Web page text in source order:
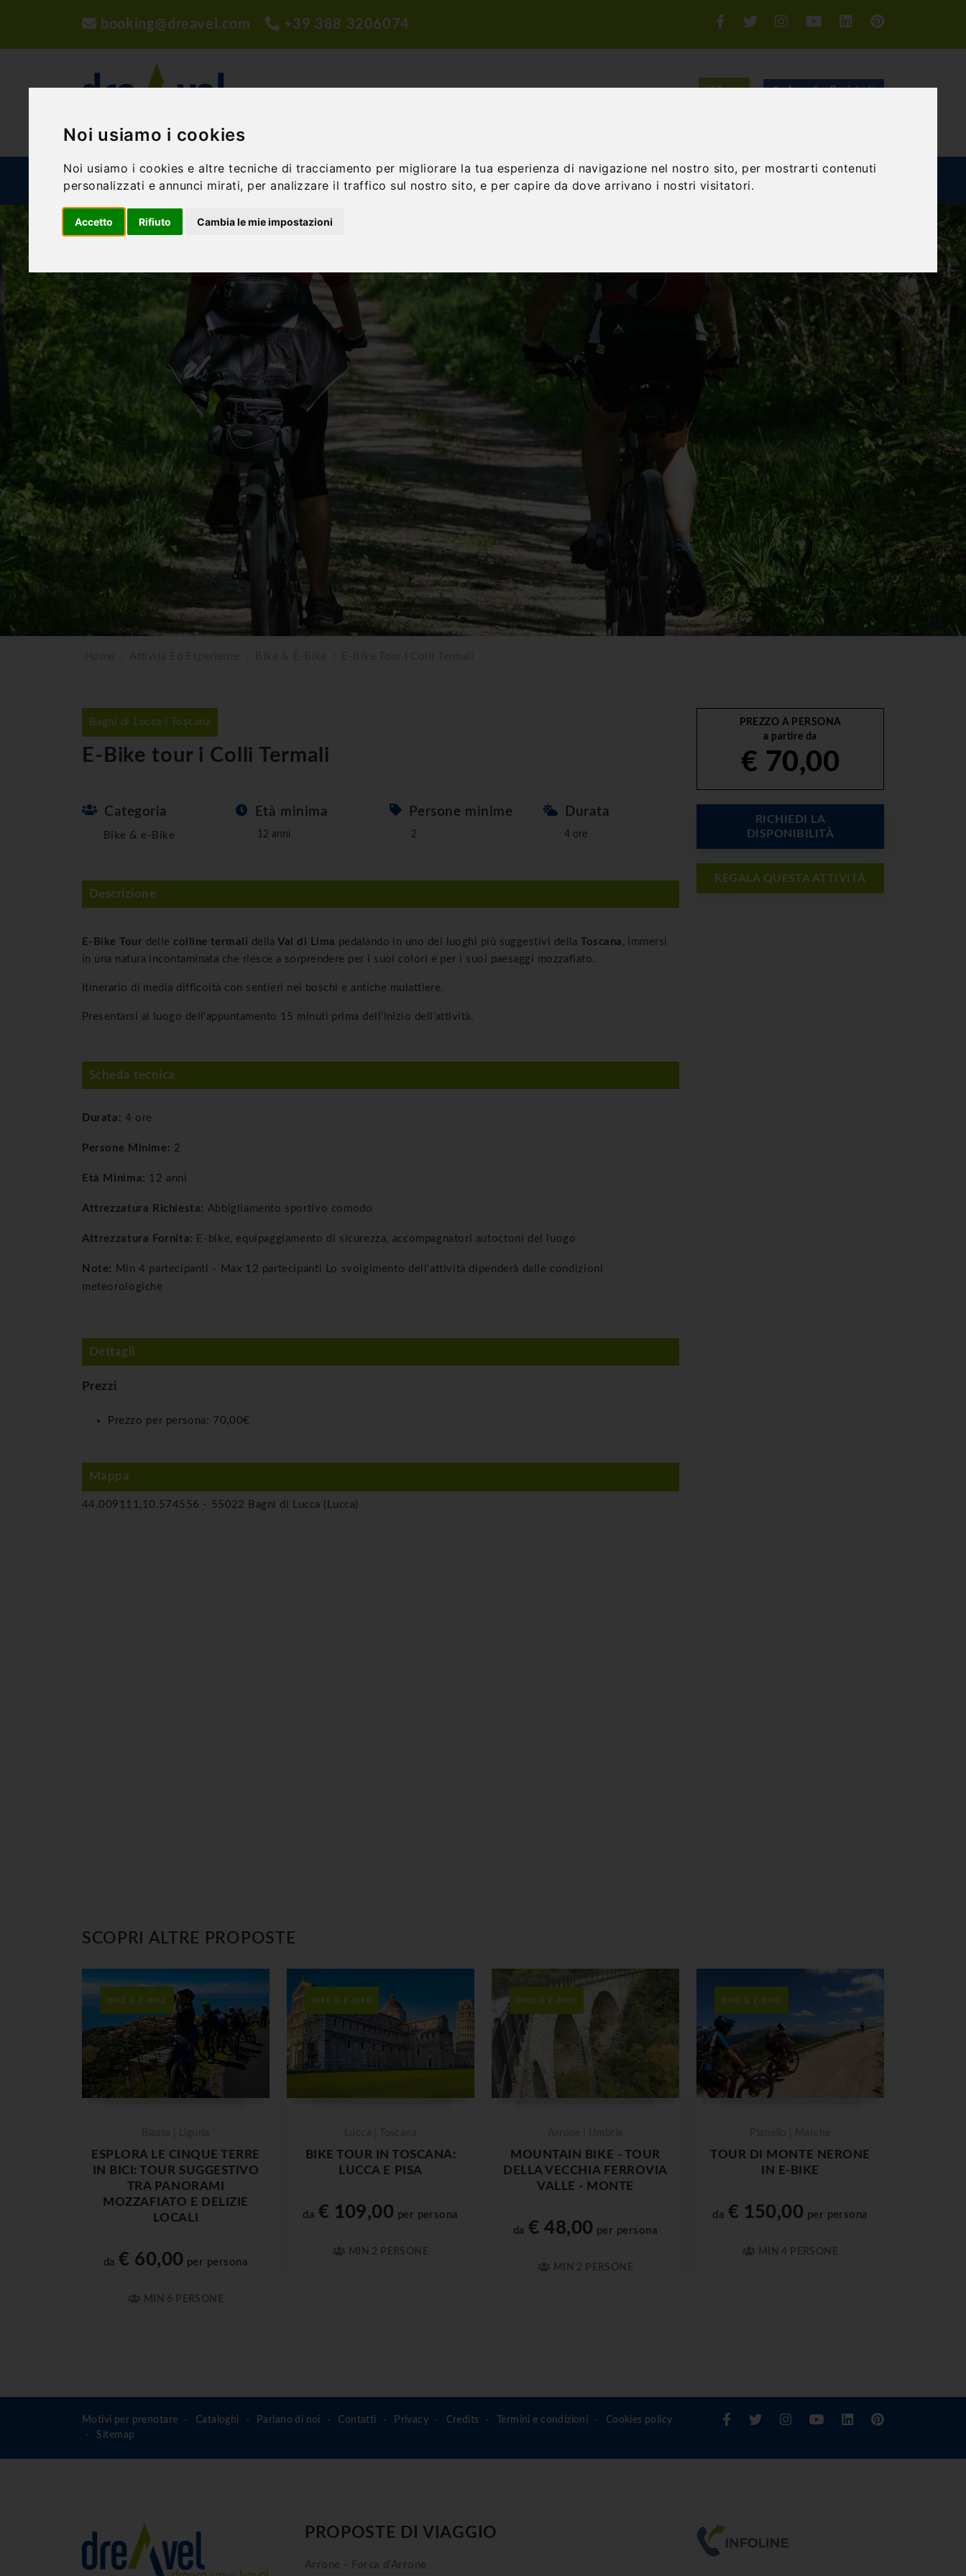
Noi usiamo i cookies
Noi usiamo i cookies e altre tecniche di tracciamento per migliorare la tua esperienza di navigazione nel nostro sito, per mostrarti contenuti
personalizzati e annunci mirati, per analizzare il traffico sul nostro sito, e per capire da dove arrivano i nostri visitatori.
Accetto Rifiuto Cambia le mie impostazioni
booking@dreavel.com +39 388 3206074
Accedi o Registrati
ATTIVITÀ ED ESPERIENZE STRUTTURE PROPOSTE DI VIAGGIO PROPOSTE DIDATTICHE INCENTIVE E TEAM BUILDING GIFT EXPERIENCE
Bagni di Lucca | Toscana
E-Bike tour i Colli Termali
Categoria
Bike & e-Bike
Età minima
12 anni
Persone minime
2
Durata
4 ore
Descrizione
E-Bike Tour delle colline termali della Val di Lima pedalando in uno dei luoghi più suggestivi della Toscana , immersi
in una natura incontaminata che riesce a sorprendere per i suoi colori e per i suoi paesaggi mozzafiato.
Itinerario di media difficoltà con sentieri nei boschi e antiche mulattiere.
Presentarsi al luogo dell'appuntamento 15 minuti prima dell'inizio dell'attività.
Scheda tecnica
Durata: 4 ore
Persone Minime: 2
Età Minima: 12 anni
Attrezzatura Richiesta: Abbigliamento sportivo comodo
Attrezzatura Fornita: E-bike, equipaggiamento di sicurezza, accompagnatori autoctoni del luogo
Note:
Min 4 partecipanti - Max 12 partecipanti Lo svolgimento dell'attività dipenderà dalle condizioni
meteorologiche
Dettagli
Prezzi
Prezzo per persona: 70,00€
Mappa
44.009111,10.574556 - 55022 Bagni di Lucca (Lucca)
PREZZO A PERSONA
a partire da
€ 70,00
RICHIEDI LA
DISPONIBILITÀ
REGALA QUESTA ATTIVITÀ
SCOPRI ALTRE PROPOSTE
BIKE & E-BIKE
ESPLORA LE CINQUE TERRE
IN BICI: TOUR SUGGESTIVO
TRA PANORAMI
MOZZAFIATO E DELIZIE
LOCALI
da€ 60,00 per persona
MIN 6 PERSONE
BIKE & E-BIKE
BIKE TOUR IN TOSCANA:
LUCCA E PISA
da € 109,00 per persona
MIN 2 PERSONE
BIKE & E-BIKE
MOUNTAIN BIKE - TOUR
DELLA VECCHIA FERROVIA
VALLE - MONTE
da€ 48,00 per persona
MIN 2 PERSONE
BIKE & E-BIKE
TOUR DI MONTE NERONE
IN E-BIKE
da € 150,00 per persona
MIN 4 PERSONE
Motivi per prenotare Cataloghi Parlano di noi Contatti Privacy Credits Termini e condizioni
Cookies policy
Sitemap
PROPOSTE DI VIAGGIO
Arrone - Forca d'Arrone